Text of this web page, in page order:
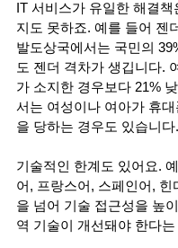
IT 서비스가 유일한 해결
지도 못하죠. 예를 들어 젠
발도상국에서는 국민의
도 젠더 격차가 생깁니다.
가 소지한 경우보다 21%
서는 여성이나 여아가 휴
을 당하는 경우도 있습니다.
기술적인 한계도 있어요.
어, 프랑스어, 스페인어,
을 넘어 기술 접근성을 높
역 기술이 개선돼야 한다